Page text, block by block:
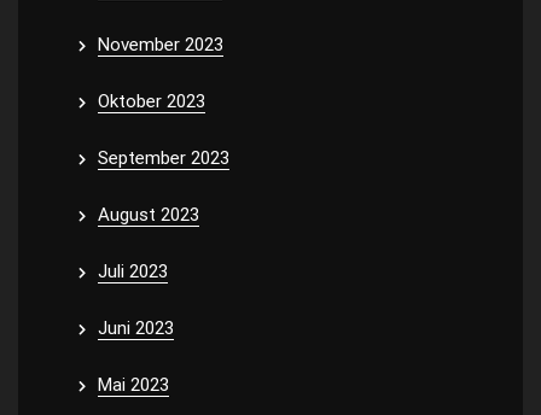
November 2023
Oktober 2023
September 2023
August 2023
Juli 2023
Juni 2023
Mai 2023